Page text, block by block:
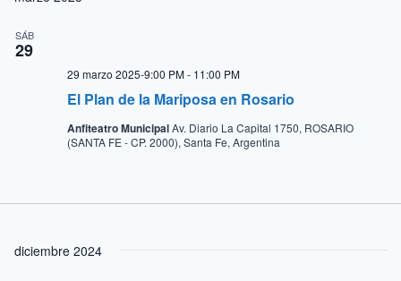
SÁB
29
El Plan de la Mariposa en Rosario
29 marzo 2025-9:00 PM- 11:00 PM
Anfiteatro MunicipalAv. Diario La Capital 1750, ROSARIO
(SANTA FE - CP. 2000), Santa Fe, Argentina
diciembre 2024